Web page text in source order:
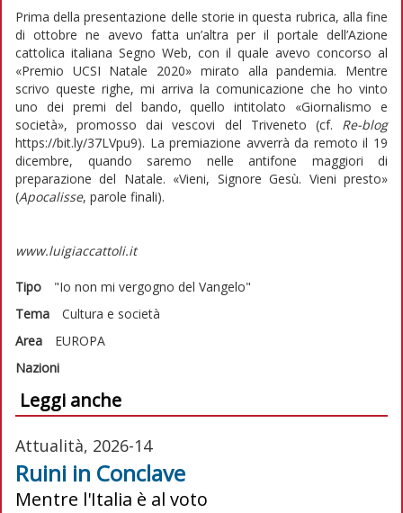
Prima della presentazione delle storie in questa rubrica, alla fine
di ottobre ne avevo fatta un’altra per il portale dell’Azione
cattolica italiana Segno Web, con il quale avevo concorso al
«Premio UCSI Natale 2020» mirato alla pandemia. Mentre
scrivo queste righe, mi arriva la comunicazione che ho vinto
uno dei premi del bando, quello intitolato «Giornalismo e
società», promosso dai vescovi del Triveneto (cf. Re-blog
https://bit.ly/37LVpu9). La premiazione avverrà da remoto il 19
dicembre, quando saremo nelle antifone maggiori di
preparazione del Natale. «Vieni, Signore Gesù. Vieni presto»
(Apocalisse, parole finali).
www.luigiaccattoli.it
Tipo
"Io non mi vergogno del Vangelo"
Tema
Cultura e società
Area
EUROPA
Nazioni
Leggi anche
Attualità, 2026-14
Ruini in Conclave
Mentre l'Italia è al voto